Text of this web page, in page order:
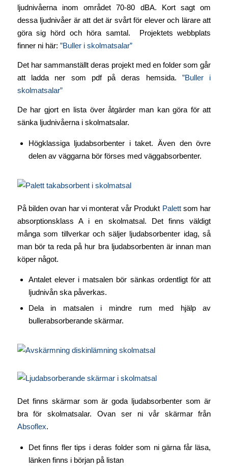
ljudnivåerna inom området 70-80 dBA. Kort sagt om
dessa ljudnivåer är att det är svårt för elever och lärare att
göra sig hörd och höra samtal. Projektets webbplats
finner ni här: ”Buller i skolmatsalar”
Det har sammanställt deras projekt med en folder som går
att ladda ner som pdf på deras hemsida.”Buller i
skolmatsalar”
De har gjort en lista över åtgärder man kan göra för att
sänka ljudnivåerna i skolmatsalar.
Högklassiga ljudabsorbenter i taket. Även den övre
delen av väggarna bör förses med väggabsorbenter.
På bilden ovan har vi monterat vår Produkt Palettsom har
absorptionsklass A i en skolmatsal. Det finns väldigt
många som tillverkar och säljer ljudabsorbenter idag, så
man bör ta reda på hur bra ljudabsorbenten är innan man
köper något.
Antalet elever i matsalen bör sänkas ordentligt för att
ljudnivån ska påverkas.
Dela in matsalen i mindre rum med hjälp av
bullerabsorberande skärmar.
Det finns skärmar som är goda ljudabsorbenter som är
bra för skolmatsalar. Ovan ser ni vår skärmar från
Absoflex.
Det finns fler tips i deras folder som ni gärna får läsa,
länken finns i början på listan